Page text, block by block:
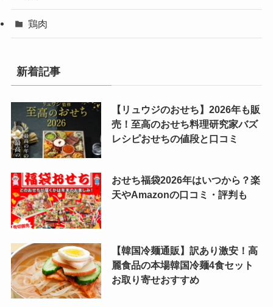
鶏肉
新着記事
【リュウジのおせち】2026年も販
売！至高のおせち料理研究家バズ
レシピおせちの値段と口コミ
おせち福袋2026年はいつから？楽
天やAmazonの口コミ・評判も
【韓国冷麺通販】訳あり激安！高
麗食品の本場韓国冷麺4食セット
お取り寄せおすすめ